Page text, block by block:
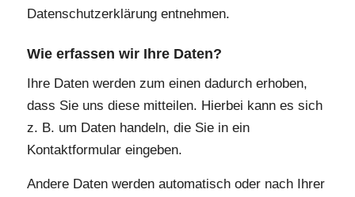
Datenschutzerklärung entnehmen.
Wie erfassen wir Ihre Daten?
Ihre Daten werden zum einen dadurch erhoben,
dass Sie uns diese mitteilen. Hierbei kann es sich
z. B. um Daten handeln, die Sie in ein
Kontaktformular eingeben.
Andere Daten werden automatisch oder nach Ihrer